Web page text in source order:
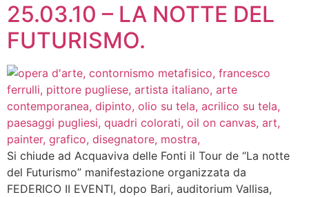
25.03.10 – LA NOTTE DEL
FUTURISMO.
Si chiude ad Acquaviva delle Fonti il Tour de “La notte
del Futurismo” manifestazione organizzata da
FEDERICO II EVENTI, dopo Bari, auditorium Vallisa,